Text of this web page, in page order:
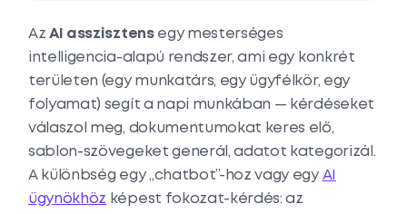
AzAI asszisztensegy mesterséges
intelligencia-alapú rendszer, ami egy konkrét
területen (egy munkatárs, egy ügyfélkör, egy
folyamat) segít a napi munkában — kérdéseket
válaszol meg, dokumentumokat keres elő,
sablon-szövegeket generál, adatot kategorizál.
A különbség egy „chatbot”-hoz vagy egy AI
ügynökhöz képest fokozat-kérdés: az